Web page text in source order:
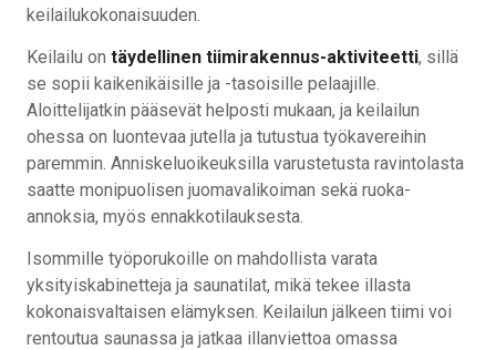
keilailukokonaisuuden.
Keilailu on täydellinen tiimirakennus-aktiviteetti, sillä
se sopii kaikenikäisille ja -tasoisille pelaajille.
Aloittelijatkin pääsevät helposti mukaan, ja keilailun
ohessa on luontevaa jutella ja tutustua työkavereihin
paremmin. Anniskeluoikeuksilla varustetusta ravintolasta
saatte monipuolisen juomavalikoiman sekä ruoka-
annoksia, myös ennakkotilauksesta.
Isommille työporukoille on mahdollista varata
yksityiskabinetteja ja saunatilat, mikä tekee illasta
kokonaisvaltaisen elämyksen. Keilailun jälkeen tiimi voi
rentoutua saunassa ja jatkaa illanviettoa omassa